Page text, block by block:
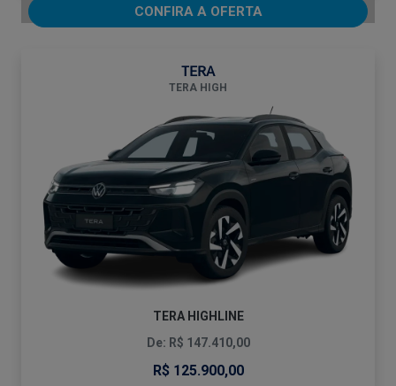
CONFIRA A OFERTA
TERA
TERA HIGH
TERA HIGHLINE
De: R$ 147.410,00
R$ 125.900,00